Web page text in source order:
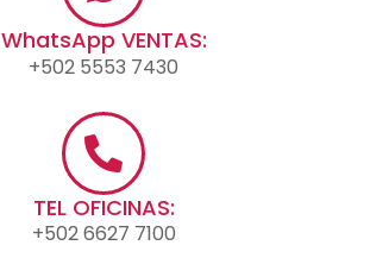
WhatsApp VENTAS:
+502 5553 7430
TEL OFICINAS:
+502 6627 7100